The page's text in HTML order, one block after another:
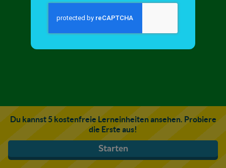
Du kannst 5 kostenfreie Lerneinheiten ansehen. Probiere
die Erste aus!
Starten